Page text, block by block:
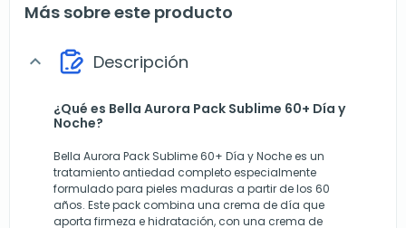
Más sobre este producto
expand_more Descripción
¿Qué es Bella Aurora Pack Sublime 60+ Día y
Noche?
Bella Aurora Pack Sublime 60+ Día y Noche es un
tratamiento antiedad completo especialmente
formulado para pieles maduras a partir de los 60
años. Este pack combina una crema de día que
aporta firmeza e hidratación, con una crema de